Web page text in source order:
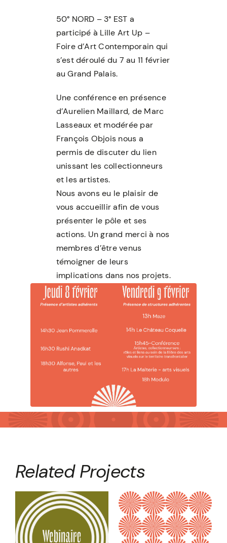
50° NORD – 3° EST a
participé à Lille Art Up –
Foire d’Art Contemporain qui
s’est déroulé du 7 au 11 février
au Grand Palais.
Une conférence en présence
d’Aurelien Maillard, de Marc
Lasseaux et modérée par
François Objois nous a
permis de discuter du lien
unissant les collectionneurs
et les artistes.
Nous avons eu le plaisir de
vous accueillir afin de vous
présenter le pôle et ses
actions. Un grand merci à nos
membres d’être venus
témoigner de leurs
implications dans nos projets.
Related Projects